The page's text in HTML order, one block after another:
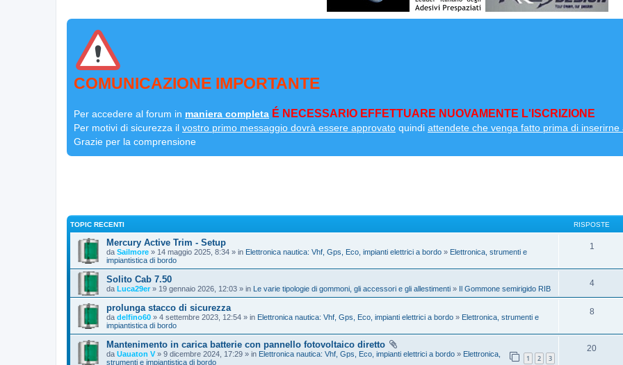
COMUNICAZIONE IMPORTANTE
Per accedere al forum in maniera completa É NECESSARIO EFFETTUARE NUOVAMENTE L'ISCRIZIONE
Per motivi di sicurezza il vostro primo messaggio dovrà essere approvato quindi attendete che venga fatto prima di inserirne
Grazie per la comprensione
TOPIC RECENTI RISPOSTE
Mercury Active Trim - Setup
da Sailmore » 14 maggio 2025, 8:34 » in Elettronica nautica: Vhf, Gps, Eco, impianti elettrici a bordo » Elettronica, strumenti e
impiantistica di bordo
1
Solito Cab 7.50
da Luca29er » 19 gennaio 2026, 12:03 » in Le varie tipologie di gommoni, gli accessori e gli allestimenti » Il Gommone semirigido RIB
4
prolunga stacco di sicurezza
da delfino60 » 4 settembre 2023, 12:54 » in Elettronica nautica: Vhf, Gps, Eco, impianti elettrici a bordo » Elettronica, strumenti e
impiantistica di bordo
8
Mantenimento in carica batterie con pannello fotovoltaico diretto
1 2 3
da Uauaton V » 9 dicembre 2024, 17:29 » in Elettronica nautica: Vhf, Gps, Eco, impianti elettrici a bordo » Elettronica,
strumenti e impiantistica di bordo
20